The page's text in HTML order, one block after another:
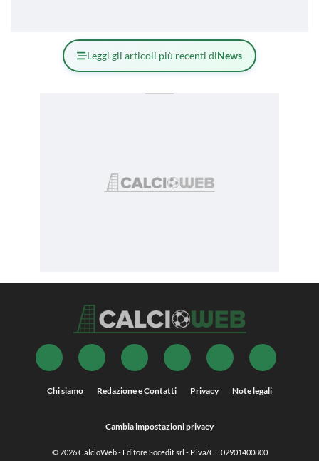
Leggi gli articoli più recenti diNews
Chi siamo Redazione e Contatti Privacy Note legali
Cambia impostazioni privacy
© 2026CalcioWeb- Editore Socedit srl - P.iva/CF 02901400800